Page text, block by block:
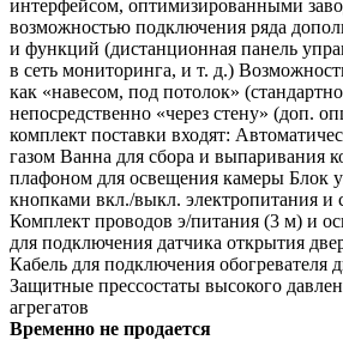
интерфейсом, оптимизированными
возможностью подключения ряда
и функций (дистанционная панель
в сеть мониторинга, и т. д.)
как «навесом, под потолок»
непосредственно «через стену» (доп.
комплект поставки входят:
газом Ванна для сбора и выпаривания
плафоном для освещения камеры Блок
кнопками вкл./выкл. электропитания и
Комплект проводов э/питания (3 м) и
для подключения датчика открытия
Кабель для подключения обогревателя
Защитные прессостаты высокого
агрегатов
Временно не продается